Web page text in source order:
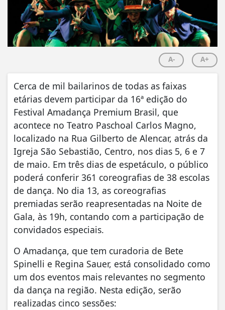
A- A+
Cerca de mil bailarinos de todas as faixas
etárias devem participar da 16ª edição do
Festival Amadança Premium Brasil, que
acontece no Teatro Paschoal Carlos Magno,
localizado na Rua Gilberto de Alencar, atrás da
Igreja São Sebastião, Centro, nos dias 5, 6 e 7
de maio. Em três dias de espetáculo, o público
poderá conferir 361 coreografias de 38 escolas
de dança. No dia 13, as coreografias
premiadas serão reapresentadas na Noite de
Gala, às 19h, contando com a participação de
convidados especiais.
O Amadança, que tem curadoria de Bete
Spinelli e Regina Sauer, está consolidado como
um dos eventos mais relevantes no segmento
da dança na região. Nesta edição, serão
realizadas cinco sessões: